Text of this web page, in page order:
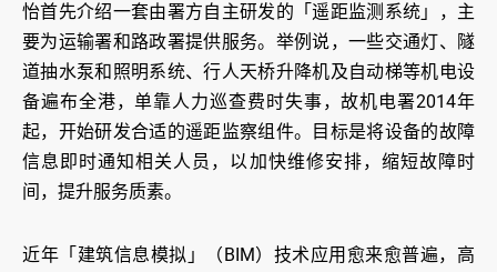
怡首先介绍一套由署方自主研发的「遥距监测系统」，主
要为运输署和路政署提供服务。举例说，一些交通灯、隧
道抽水泵和照明系统、行人天桥升降机及自动梯等机电设
备遍布全港，单靠人力巡查费时失事，故机电署2014年
起，开始研发合适的遥距监察组件。目标是将设备的故障
信息即时通知相关人员，以加快维修安排，缩短故障时
间，提升服务质素。
近年「建筑信息模拟」（BIM）技术应用愈来愈普遍，高